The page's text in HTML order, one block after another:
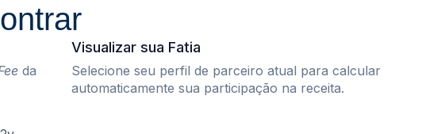
da
Visualizar sua Fatia
Selecione seu perfil de parceiro atual para calcular
automaticamente sua participação na receita.